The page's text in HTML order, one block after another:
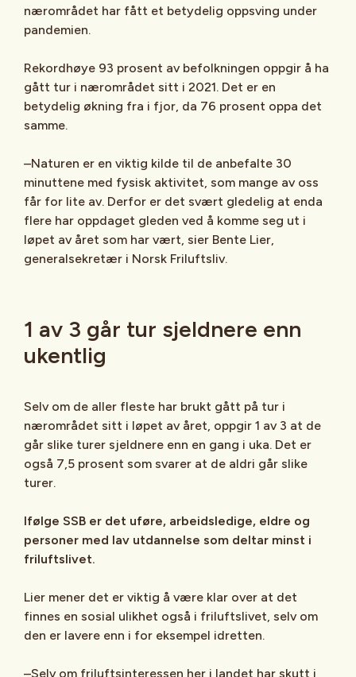
nærområdet har fått et betydelig oppsving under
pandemien.
Rekordhøye 93 prosent av befolkningen oppgir å ha
gått tur i nærområdet sitt i 2021. Det er en
betydelig økning fra i fjor, da 76 prosent oppa det
samme.
–Naturen er en viktig kilde til de anbefalte 30
minuttene med fysisk aktivitet, som mange av oss
får for lite av. Derfor er det svært gledelig at enda
flere har oppdaget gleden ved å komme seg ut i
løpet av året som har vært, sier Bente Lier,
generalsekretær i Norsk Friluftsliv.
1 av 3 går tur sjeldnere enn
ukentlig
Selv om de aller fleste har brukt gått på tur i
nærområdet sitt i løpet av året, oppgir 1 av 3 at de
går slike turer sjeldnere enn en gang i uka. Det er
også 7,5 prosent som svarer at de aldri går slike
turer.
Ifølge SSB er det uføre, arbeidsledige, eldre og
personer med lav utdannelse som deltar minst i
friluftslivet.
Lier mener det er viktig å være klar over at det
finnes en sosial ulikhet også i friluftslivet, selv om
den er lavere enn i for eksempel idretten.
–Selv om friluftsinteressen her i landet har skutt i